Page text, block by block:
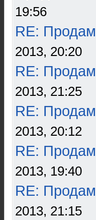
19:56
RE:
2013, 20:20
RE:
2013, 21:25
RE:
2013, 20:12
RE:
2013, 19:40
RE:
2013, 21:15